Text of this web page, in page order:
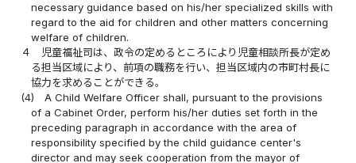
necessary guidance based on his/her specialized skills with
regard to the aid for children and other matters concerning
welfare of children.
４
児童福祉司は、政令の定めるところにより児童相談所長が定め
る担当区域により、前項の職務を行い、担当区域内の市町村長に
協力を求めることができる。
(4)
A Child Welfare Officer shall, pursuant to the provisions
of a Cabinet Order, perform his/her duties set forth in the
preceding paragraph in accordance with the area of
responsibility specified by the child guidance center's
director and may seek cooperation from the mayor of